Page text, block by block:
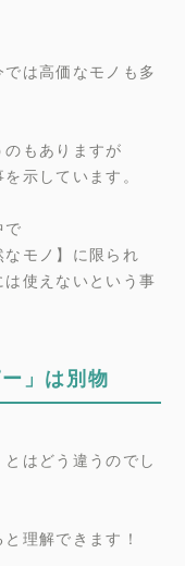
は高価なモノも多
もありますが
を示しています。
で
モノ】に限られ
は使えないという事
」は別物
はどう違うのでし
理解できます！